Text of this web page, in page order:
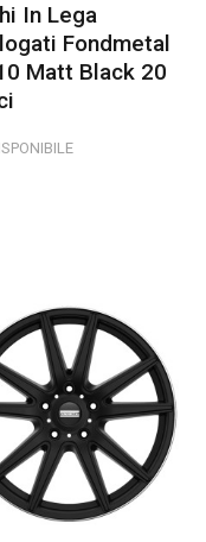
In Lega
Fondmetal
Matt Black 20